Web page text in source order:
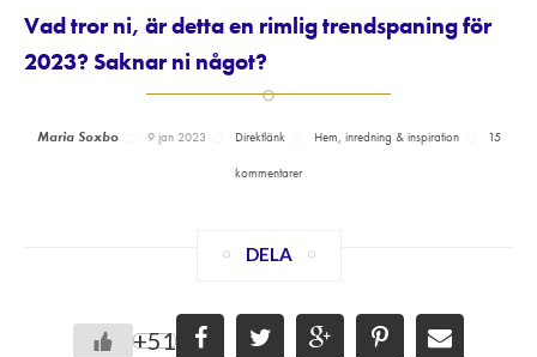
Vad tror ni, är detta en rimlig trendspaning för
2023? Saknar ni något?
Maria Soxbo 9 jan 2023 Direktlänk Hem, inredning & inspiration 15
kommentarer
DELA
+51